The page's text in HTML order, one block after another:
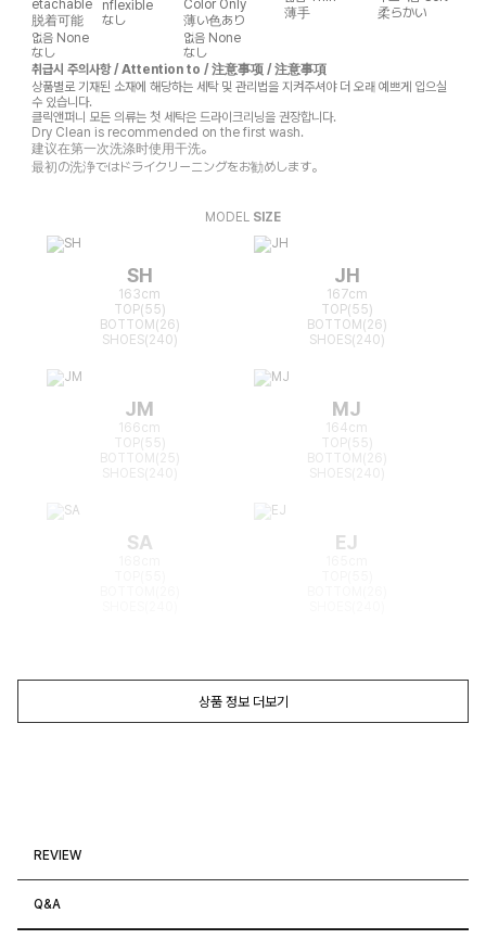
etachable
脱着可能
nflexible
なし
Color Only
薄い色あり
薄手
柔らかい
없음 None
なし
없음 None
なし
취급시 주의사항 / Attention to / 注意事项 / 注意事項
상품별로 기재된 소재에 해당하는 세탁 및 관리법을 지켜주셔야 더 오래 예쁘게 입으실
수 있습니다.
클릭앤퍼니 모든 의류는 첫 세탁은 드라이크리닝을 권장합니다.
Dry Clean is recommended on the first wash.
建议在第一次洗涤时使用干洗。
最初の洗浄ではドライクリーニングをお勧めします。
MODEL SIZE
SH
163cm
TOP(55)
BOTTOM(26)
SHOES(240)
JH
167cm
TOP(55)
BOTTOM(26)
SHOES(240)
JM
166cm
TOP(55)
BOTTOM(25)
MJ
164cm
TOP(55)
BOTTOM(26)
SA EJ
상품 정보 더보기
REVIEW
Q&A